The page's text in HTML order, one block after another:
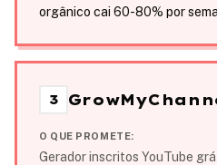
orgânico cai 60-80% por
3
O QUE PROMETE:
Gerador inscritos YouTube